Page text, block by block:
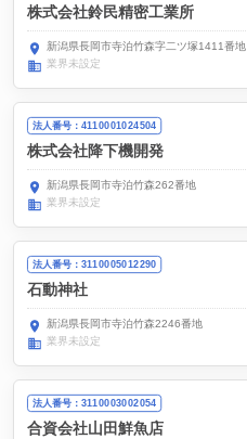
株式会社鈴民精密工業所
新潟県長岡市寺泊竹森字二ツ塚1411番地
業界未設定
法人番号：4110001024504
株式会社降下機開発
新潟県長岡市寺泊竹森262番地
業界未設定
法人番号：3110005012290
石動神社
新潟県長岡市寺泊竹森2246番地
業界未設定
法人番号：3110003002054
合資会社山田鮮魚店